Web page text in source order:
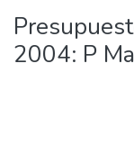
2004: P